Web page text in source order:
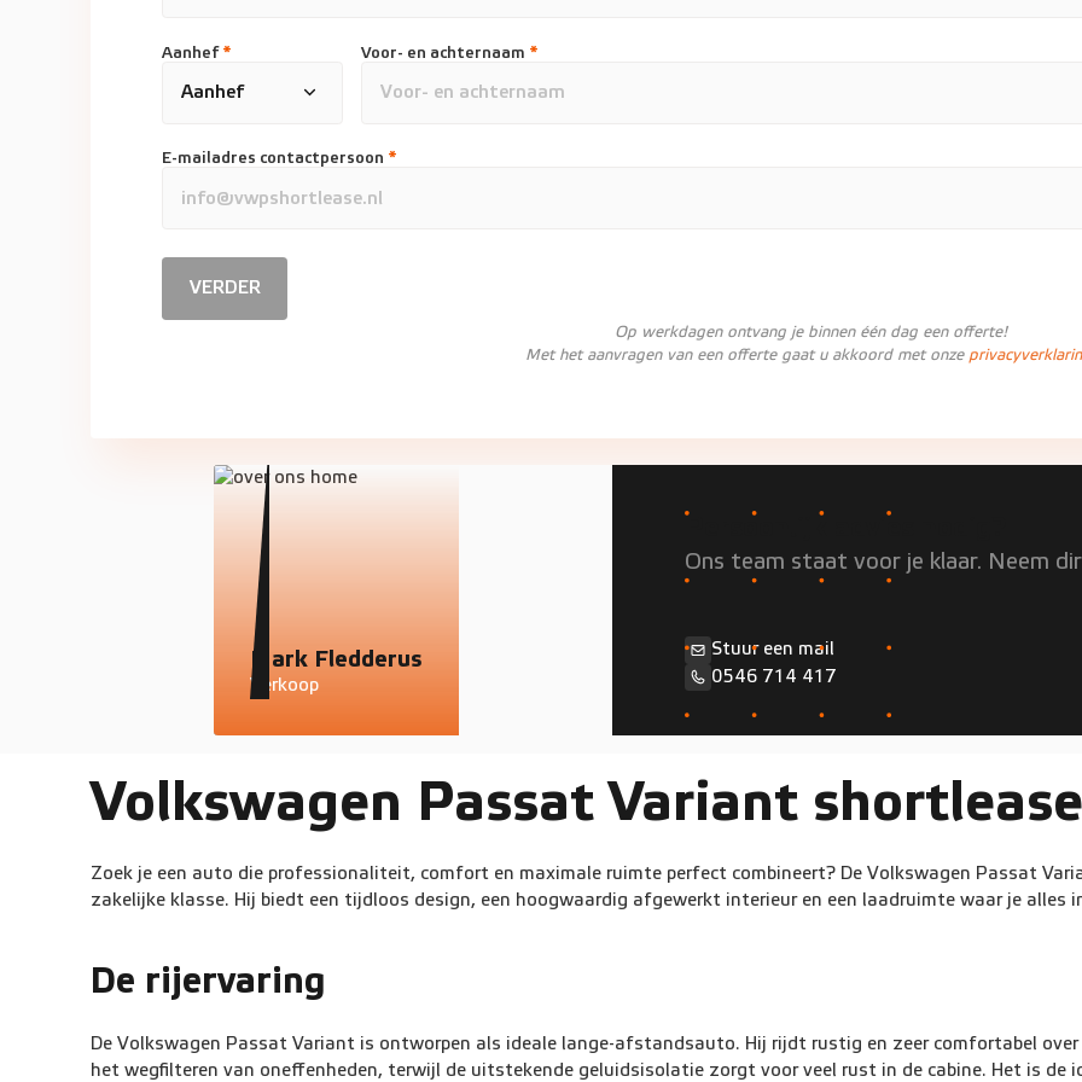
Aanhef* Voor- en achternaam *
E-mailadres contactpersoon *
VERDER
Op werkdagen ontvang je binnen één dag een offerte!
Met het aanvragen van een offerte gaat u akkoord met onze
Mark Fledderus
Verkoop
Ons team staat voor je klaar. Neem
Stuur een mail
0546 714 417
Volkswagen Passat Variant
Zoek je een auto die professionaliteit, comfort en maximale ruimte perfect combineert? De Volkswagen Passat
zakelijke klasse. Hij biedt een tijdloos design, een hoogwaardig afgewerkt interieur en een laadruimte waar je alles
De rijervaring
De Volkswagen Passat Variant is ontworpen als ideale lange-afstandsauto. Hij rijdt rustig en zeer comfortabel
het wegfilteren van oneffenheden, terwijl de uitstekende geluidsisolatie zorgt voor veel rust in de cabine. Het is de